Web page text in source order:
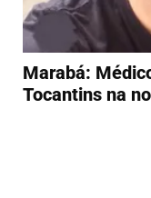
Marabá:
Tocantins na